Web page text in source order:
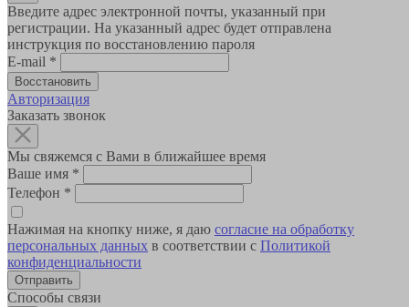
Введите адрес электронной почты, указанный при
регистрации. На указанный адрес будет отправлена
инструкция по восстановлению пароля
E-mail *
Авторизация
Заказать звонок
Мы свяжемся с Вами в ближайшее время
Ваше имя *
Телефон *
Нажимая на кнопку ниже, я даю согласие на обработку
персональных данных в соответствии с Политикой
конфиденциальности
Способы связи